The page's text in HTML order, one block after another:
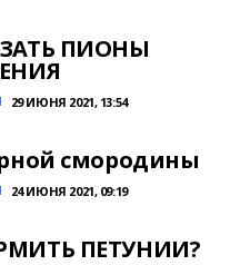
ПИОНЫ
29 ИЮНЯ 2021, 13:54
смородины
24 ИЮНЯ 2021, 09:19
ПЕТУНИИ?